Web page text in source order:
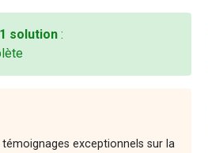
solution:
exceptionnels sur la